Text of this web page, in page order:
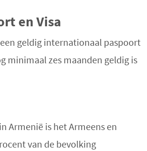
en Visa
geldig internationaal paspoort
minimaal zes maanden geldig is
Armenië is het Armeens en
van de bevolking